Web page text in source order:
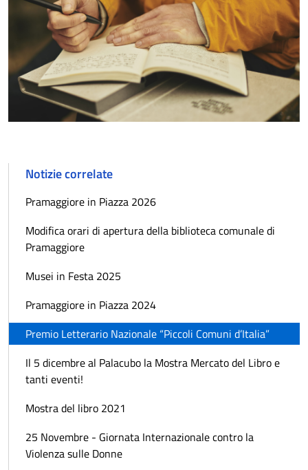
Notizie correlate
Pramaggiore in Piazza 2026
Modifica orari di apertura della biblioteca comunale di
Pramaggiore
Musei in Festa 2025
Pramaggiore in Piazza 2024
Premio Letterario Nazionale “Piccoli Comuni d’Italia”
Il 5 dicembre al Palacubo la Mostra Mercato del Libro e
tanti eventi!
Mostra del libro 2021
25 Novembre - Giornata Internazionale contro la
Violenza sulle Donne